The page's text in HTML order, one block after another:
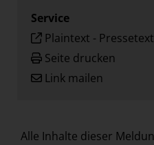
Service
Plaintext -
Seite drucken
Link mailen
Alle Inhalte dieser